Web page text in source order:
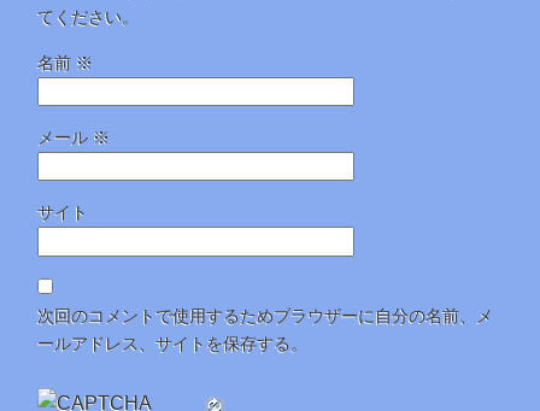
てください。
名前 ※
メール ※
サイト
次回のコメントで使用するためブラウザーに自分の名前、メ
ールアドレス、サイトを保存する。